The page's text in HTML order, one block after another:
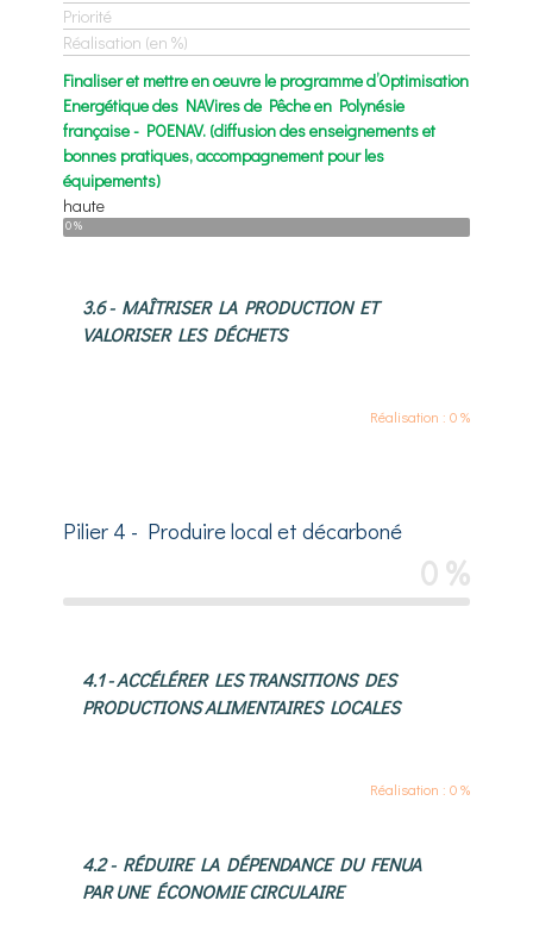
Priorité
Réalisation (en %)
Finaliser et mettre en oeuvre le programme d’Optimisation
Energétique des NAVires de Pêche en Polynésie
française - POENAV. (diffusion des enseignements et
bonnes pratiques, accompagnement pour les
équipements)
haute
0 %
3.6 - MAÎTRISER LA PRODUCTION ET
VALORISER LES DÉCHETS
Réalisation : 0 %
Pilier 4 - Produire local et décarboné
0 %
4.1 - ACCÉLÉRER LES TRANSITIONS DES
PRODUCTIONS ALIMENTAIRES LOCALES
Réalisation : 0 %
4.2 - RÉDUIRE LA DÉPENDANCE DU FENUA
PAR UNE ÉCONOMIE CIRCULAIRE